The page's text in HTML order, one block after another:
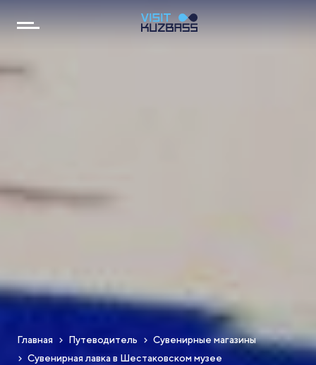
Главная Путеводитель
Сувенирные магазины
Сувенирная лавка в Шестаковском музее